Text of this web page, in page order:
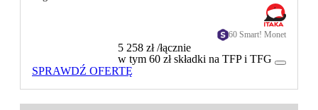
60 Smart! Monet
5 258 zł/łącznie
w tym 60 zł składki na TFP i TFG
SPRAWDŹ OFERTĘ